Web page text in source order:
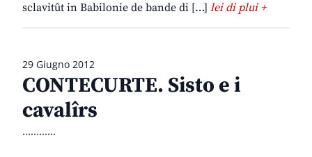
sclavitût in Babilonie de bande di […] lei di plui +
29 Giugno 2012
CONTECURTE. Sisto e i
cavalîrs
............